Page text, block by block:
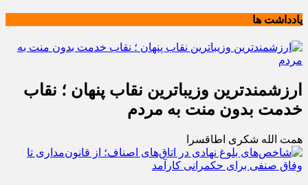
یادداشت ها
ارزشمندترین وزیباترین نقاب پنهان ؛ نقاب
خدمت بدون منت به مردم
همت الله شکری اطاقسرا